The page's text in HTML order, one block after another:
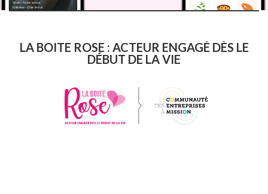
LA BOITE ROSE : ACTEUR ENGAGÉ DÈS LE
DÉBUT DE LA VIE